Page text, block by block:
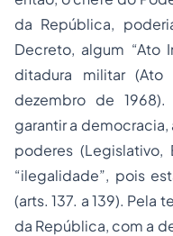
da República,
Decreto, algum “Ato
ditadura militar
dezembro de
garantir a democracia,
poderes (Legislativo,
“ilegalidade”, pois
(arts. 137. a 139). Pela
da República, com a